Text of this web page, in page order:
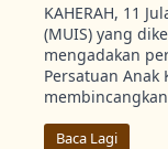
KAHERAH, 11
(MUIS) yang
mengadakan
Persatuan Anak
Baca Lagi